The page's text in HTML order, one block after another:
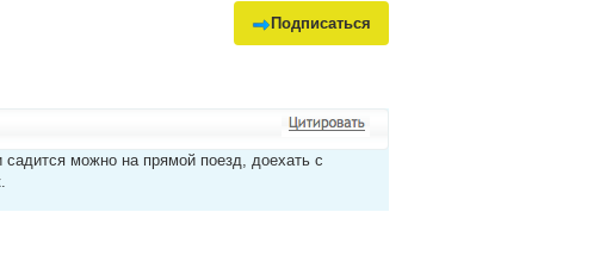
Подписаться
можно на прямой поезд, доехать с